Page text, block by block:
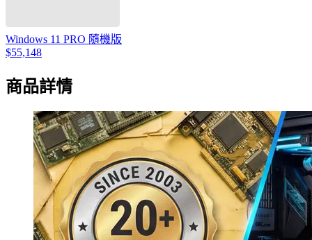
Windows 11 PRO 隨機版
$55,148
商品詳情